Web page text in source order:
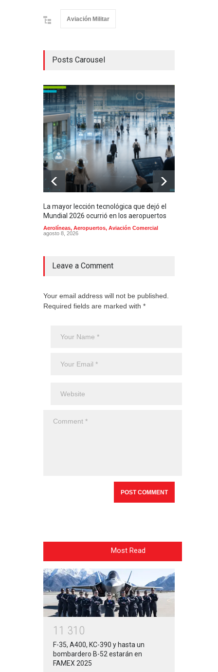
Aviación Militar
Posts Carousel
La mayor lección tecnológica que dejó el
Mundial 2026 ocurrió en los aeropuertos
Aerolíneas, Aeropuertos, Aviación Comercial
agosto 8, 2026
Leave a Comment
Your email address will not be published.
Required fields are marked with *
Most Read
1 1 31 0
F-35, A400, KC-390 y hasta un
bombardero B-52 estarán en
FAMEX 2025